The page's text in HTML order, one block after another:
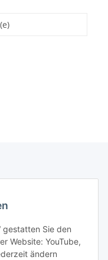
gestatten Sie den
Website: YouTube,
ändern